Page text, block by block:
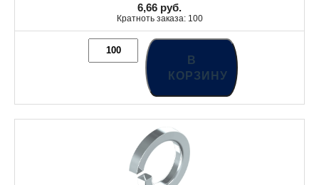
6,66 руб.
Кратноть заказа: 100
В
КОРЗИНУ